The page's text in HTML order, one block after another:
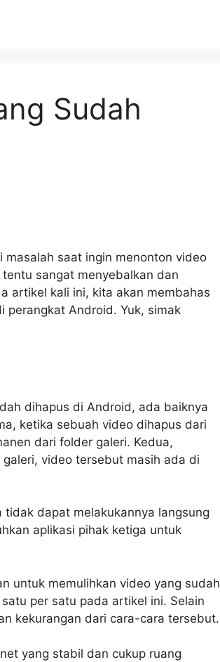
Sudah
masalah saat ingin menonton video
sangat menyebalkan dan
artikel kali ini, kita akan membahas
perangkat Android. Yuk, simak
dihapus di Android, ada baiknya
ketika sebuah video dihapus dari
dari folder galeri. Kedua,
video tersebut masih ada di
dapat melakukannya langsung
aplikasi pihak ketiga untuk
untuk memulihkan video yang sudah
per satu pada artikel ini. Selain
kekurangan dari cara-cara tersebut.
yang stabil dan cukup ruang